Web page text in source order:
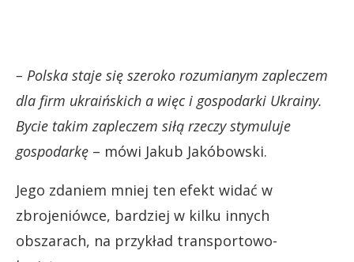
– Polska staje się szeroko rozumianym zapleczem
dla firm ukraińskich a więc i gospodarki Ukrainy.
Bycie takim zapleczem siłą rzeczy stymuluje
gospodarkę – mówi Jakub Jakóbowski.
Jego zdaniem mniej ten efekt widać w
zbrojeniówce, bardziej w kilku innych
obszarach, na przykład transportowo-